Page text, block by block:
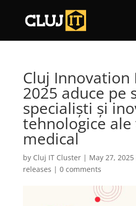
Cluj Innovation
2025 aduce pe
specialiști și
tehnologice
medical
by Cluj IT Cluster| May 27, 2025
releases | 0 comments